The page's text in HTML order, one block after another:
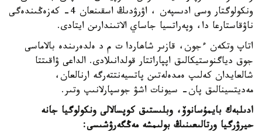
ونكولوگتار وسى ادىسپەن ، اۋرۋدىڭ اسقىنعان 4- كەزەڭىندەگى
ناۋقاستارعا دا، وپەراتسيا جاساي الاتىندارىن ايتادى.
اتاپ وتكەن ءجون، قازىر شاھاردا ت م د ەلدەرىندە بالاماسى
جوق دياگنوستيكالىق اپپاراتتار قولدانىلادى. الداعى ۋاقىتتا
شالعايدان كەلىپ ەمدەلەتىن پاتسيەنتتەرگە ارنالعان،
مەديتسينالىق پان- سيونات اشۋ جوسپارلانىپ وتىر.
ادىلبەك بايمۇسانوۆ، وبلىستىق كوپسالالى ونكولوگيا جانە
حيرۋرگيا ورتالىعىنىڭ بولىمشە مەڭگەرۋشىسى: